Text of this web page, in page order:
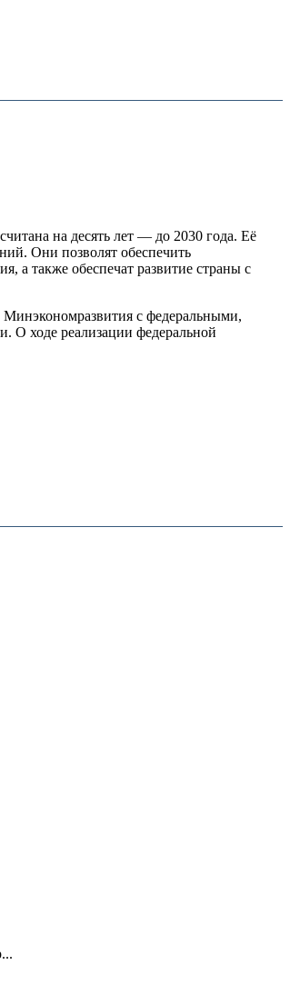
на десять лет — до 2030 года. Её
Они позволят обеспечить
а также обеспечат развитие страны с
Минэкономразвития с федеральными,
О ходе реализации федеральной